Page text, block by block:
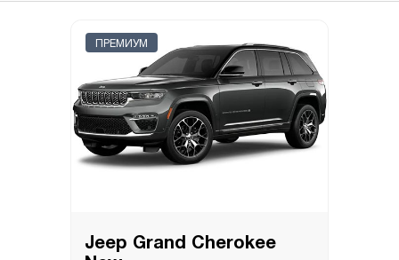
ПРЕМИУМ
Jeep Grand Cherokee